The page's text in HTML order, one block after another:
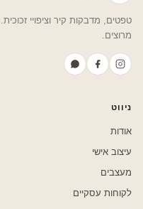
מרוצים.
ניווט
אודות
עיצוב אישי
מעצבים
לקוחות עסקיים